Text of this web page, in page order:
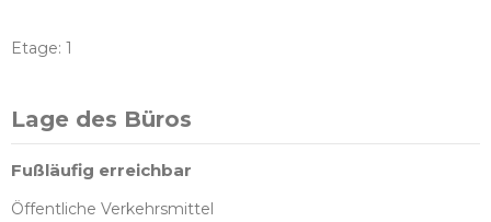
Etage: 1
Lage des Büros
Fußläufig erreichbar
Öffentliche Verkehrsmittel